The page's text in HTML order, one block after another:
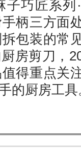
巧匠系列·
柄三方面
包装的常
房剪刀，
得重点关
的厨房工具